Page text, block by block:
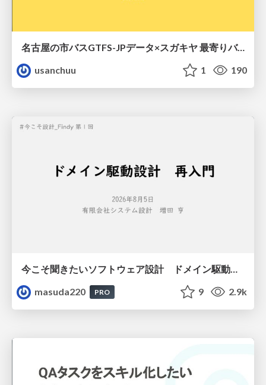
名古屋の市バスGTFS-JPデータ×スガキヤ 最寄りバス停検索をAmazon ElastiCache Serverless for Valkeyで最適化する
usanchuu
1 190
masuda220
PRO 9 2.9k